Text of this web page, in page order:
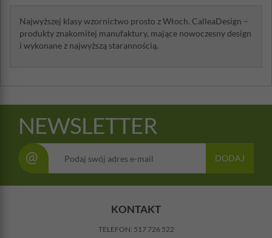
Najwyższej klasy wzornictwo prosto z Włoch. CalleaDesign –
produkty znakomitej manufaktury, mające nowoczesny design
i wykonane z najwyższą starannością.
NEWSLETTER
@ DODAJ
KONTAKT
TELEFON: 517 726 522